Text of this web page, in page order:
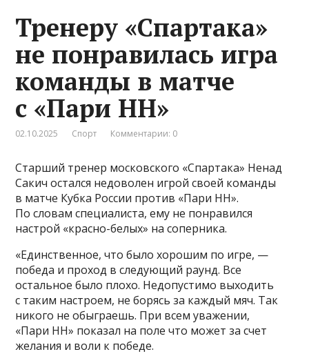
Тренеру «Спартака»
не понравилась игра
команды в матче
с «Пари НН»
02.10.2025 Спорт Комментарии: 0
Старший тренер московского «Спартака» Ненад
Сакич остался недоволен игрой своей команды
в матче Кубка России против «Пари НН».
По словам специалиста, ему не понравился
настрой «красно-белых» на соперника.
«Единственное, что было хорошим по игре, —
победа и проход в следующий раунд. Все
остальное было плохо. Недопустимо выходить
с таким настроем, не борясь за каждый мяч. Так
никого не обыграешь. При всем уважении,
«Пари НН» показал на поле что может за счет
желания и воли к победе.